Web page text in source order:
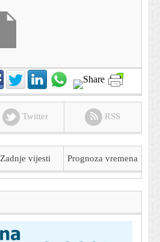
Twitter RSS
Zadnje vijesti Prognoza vremena